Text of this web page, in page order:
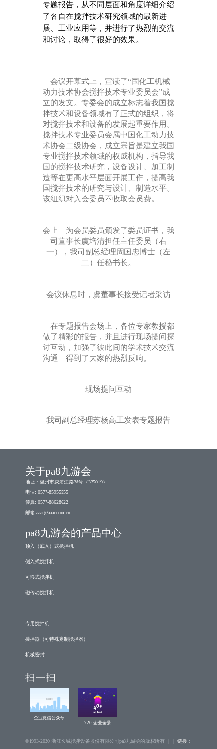
专题报告，从不同层面和角度详细介绍
了各自在搅拌技术研究领域的最新进
展、工业应用等，并进行了热烈的交流
和讨论，取得了很好的效果。
会议开幕式上，宣读了“国化工机械
动力技术协会搅拌技术专业委员会”成
立的发文。专委会的成立标志着我国搅
拌技术和设备领域有了正式的组织，将
对搅拌技术和设备的发展起重要作用。
搅拌技术专业委员会属中国化工动力技
术协会二级协会，成立宗旨是建立我国
专业搅拌技术领域的权威机构，指导我
国的搅拌技术研究，设备设计、加工制
造等在更高水平层面开展工作，提高我
国搅拌技术的研究与设计、制造水平。
该组织对入会委员不收取会员费。
会上，为会员委员颁发了委员证书，我
司董事长虞培清担任主任委员（右
一），我司副总经理周国忠博士（左
二）任秘书长。
会议休息时，虞董事长接受记者采访
在专题报告会场上，各位专家教授都
做了精彩的报告，并且进行现场提问探
讨互动，加强了彼此间的学术技术交流
沟通，得到了大家的热烈反响。
现场提问互动
我司副总经理苏杨高工发表专题报告
关于pa8九游会
地址：温州市戍浦江路28号（325019）
电话: 0577-85955555
传真: 0577-88628622
邮箱:aaar@aaar.com.cn
pa8九游会的产品中心
顶入（底入）式搅拌机
侧入式搅拌机
可移式搅拌机
磁传动搅拌机
专用搅拌机
搅拌器（可特殊定制搅拌器）
机械密封
扫一扫
企业微信公众号
720°企业全景
©1993-2020 浙江长城搅拌设备股份有限公司pa8九游会的版权所有 | | 链接：